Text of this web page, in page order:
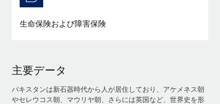
生命保険および障害保険
主要データ
パキスタンは新石器時代から人が居住しており、アケメネス朝
やセレウコス朝、マウリヤ朝、さらには英国など、世界史を形